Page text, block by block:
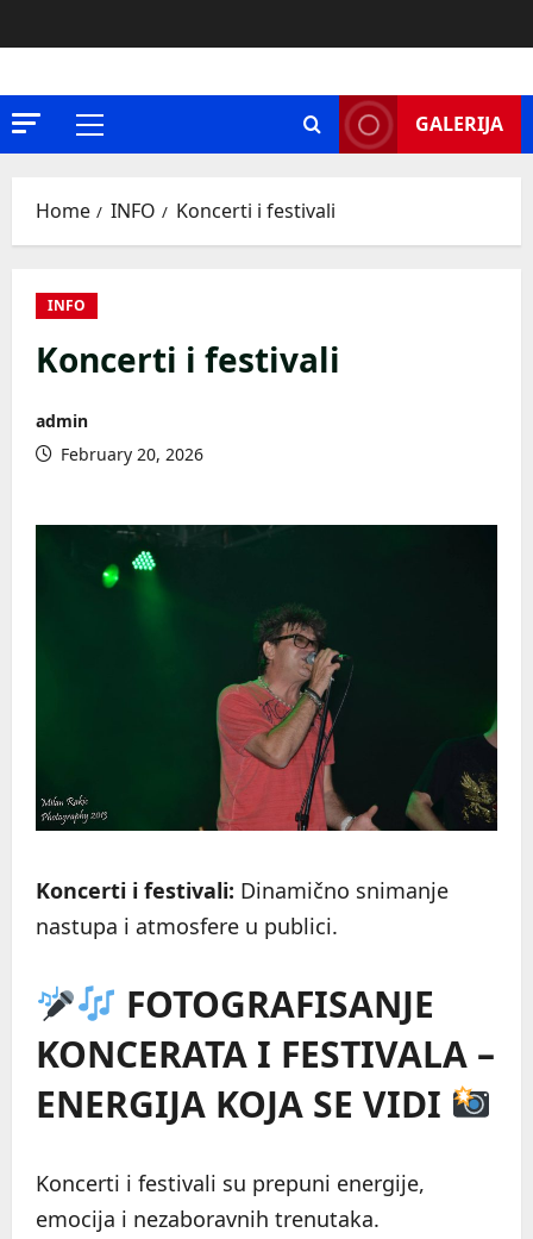
to
Primary
GALERIJA
Home INFO Koncerti i festivali
INFO
Koncerti i festivali
admin
February 20, 2026
Koncerti i festivali: Dinamično snimanje
nastupa i atmosfere u publici.
FOTOGRAFISANJE
KONCERATA I FESTIVALA –
ENERGIJA KOJA SE VIDI
Koncerti i festivali su prepuni energije,
emocija i nezaboravnih trenutaka.